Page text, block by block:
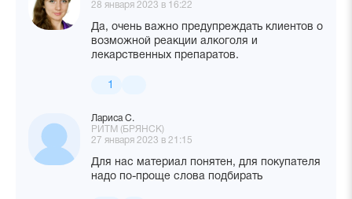
28 января 2023 в 16:22
Да, очень важно предупреждать клиентов о
возможной реакции алкоголя и
лекарственных препаратов.
1
Лариса С.
РИТМ (БРЯНСК)
27 января 2023 в 21:15
Для нас материал понятен, для покупателя
надо по-проще слова подбирать